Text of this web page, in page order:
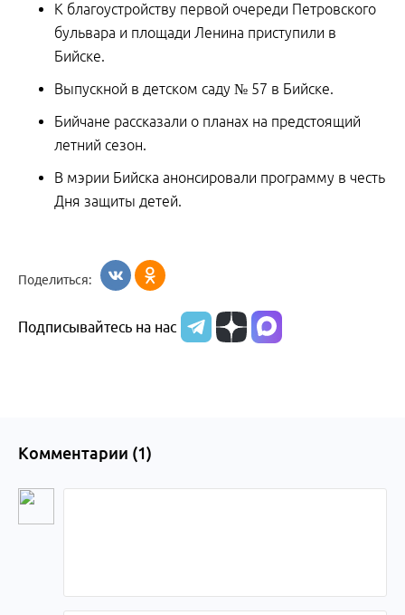
К благоустройству первой очереди Петровского
бульвара и площади Ленина приступили в
Бийске.
Выпускной в детском саду № 57 в Бийске.
Бийчане рассказали о планах на предстоящий
летний сезон.
В мэрии Бийска анонсировали программу в честь
Дня защиты детей.
Поделиться:
Подписывайтесь на нас
Комментарии (1)